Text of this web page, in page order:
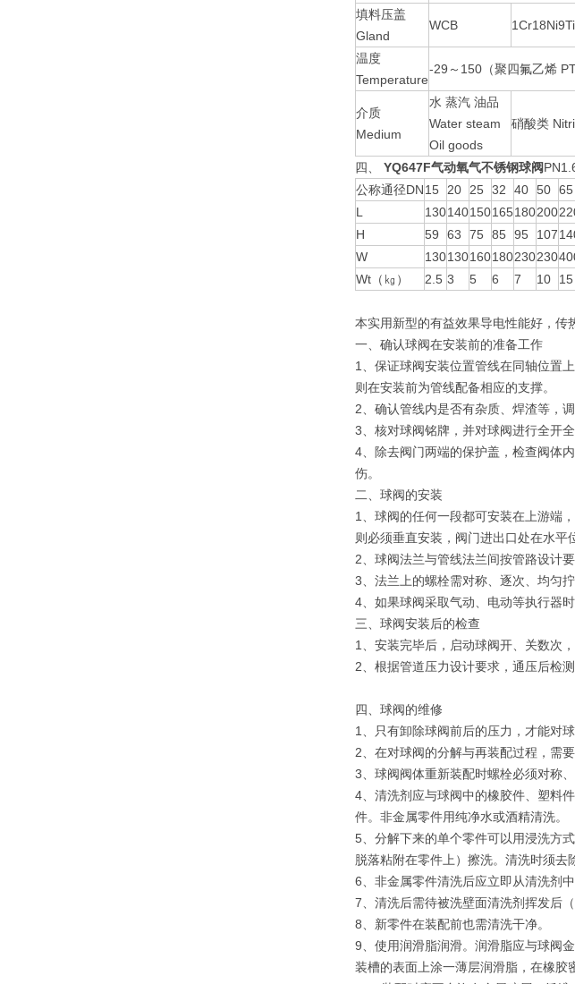
填料压盖
Gland
WCB 1Cr18Ni9Ti
温度
Temperature
-29～150（聚四氟乙烯
介质
Medium
水 蒸汽 油品
Water steam
Oil goods
硝酸类
四、 YQ647F气动氧气不锈钢球阀
公称通径DN15 20 25 32 40 50 65
L
130140150165180200
H
59 63 75 85 95 107
W
130130160180230230
Wt（㎏）
2.5 3 5 6 7 10 15
本实用新型的有益效果导电性能好，传
一、确认球阀在安装前的准备工作
1、保证球阀安装位置管线在同轴位置
则在安装前为管线配备相应的支撑。
2、确认管线内是否有杂质、焊渣等
3、核对球阀铭牌，并对球阀进行全开
4、除去阀门两端的保护盖，检查阀体
伤。
二、球阀的安装
1、球阀的任何一段都可安装在上游端
则必须垂直安装，阀门进出口处在水
2、球阀法兰与管线法兰间按管路设
3、法兰上的螺栓需对称、逐次、均
4、如果球阀采取气动、电动等执行
三、球阀安装后的检查
1、安装完毕后，启动球阀开、关数
2、根据管道压力设计要求，通压后检
四、球阀的维修
1、只有卸除球阀前后的压力，才能对
2、在对球阀的分解与再装配过程，
3、球阀阀体重新装配时螺栓必须对
4、清洗剂应与球阀中的橡胶件、塑料
件。非金属零件用纯净水或酒精清洗
5、分解下来的单个零件可以用浸洗方
脱落粘附在零件上）擦洗。清洗时
6、非金属零件清洗后应立即从清洗剂
7、清洗后需待被洗壁面清洗剂挥发后
8、新零件在装配前也需清洗干净。
9、使用润滑脂润滑。润滑脂应与球阀
装槽的表面上涂一薄层润滑脂，在橡